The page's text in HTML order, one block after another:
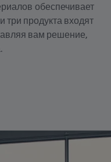
обеспечивает
три продукта входят
вам решение,